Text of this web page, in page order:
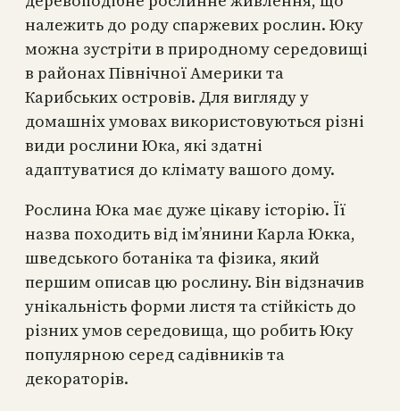
належить до роду спаржевих рослин. Юку
можна зустріти в природному середовищі
в районах Північної Америки та
Карибських островів. Для вигляду у
домашніх умовах використовуються різні
види рослини Юка, які здатні
адаптуватися до клімату вашого дому.
Рослина Юка має дуже цікаву історію. Її
назва походить від ім’янини Карла Юкка,
шведського ботаніка та фізика, який
першим описав цю рослину. Він відзначив
унікальність форми листя та стійкість до
різних умов середовища, що робить Юку
популярною серед садівників та
декораторів.